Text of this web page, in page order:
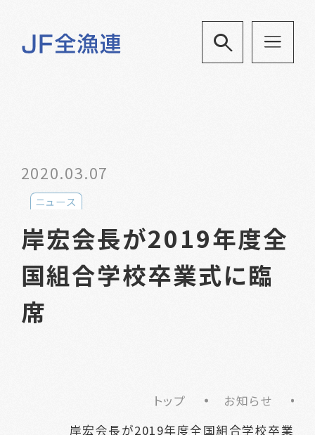
2020.03.07
ニュース
岸宏会長が2019年度全
国組合学校卒業式に臨
席
トップ
お知らせ
岸宏会長が2019年度全国組合学校卒業